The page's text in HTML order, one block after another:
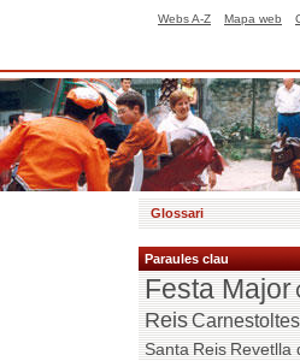
Webs A-Z Mapa web
Glossari
Paraules clau
Festa Major
ReisCarnestoltes
SantaReisRevetlla